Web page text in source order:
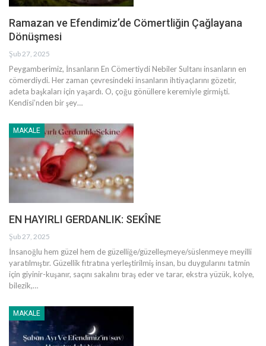
Ramazan ve Efendimiz’de Cömertliğin Çağlayana
Dönüşmesi
Şub 27, 2025
Peygamberimiz, İnsanların En Cömertiydi Nebiler Sultanı insanların en
cömerdiydi. Her zaman çevre­sindeki insanların ihtiyaçlarını gözetir,
adeta başkaları için yaşar­dı. O, çoğu gönüllere keremiyle girmişti.
Kendisi’nden bir şey…
MAKALE
EN HAYIRLI GERDANLIK: SEKÎNE
Şub 27, 2025
İnsanoğlu hem güzel hem de güzelliğe/güzelleşmeye/süslenmeye meyilli
yaratılmıştır. Güzellik fıtratına yerleştirilmiş insan, bu duygularını tatmin
için giyinir-kuşanır, saçını sakalını tıraş eder ve tarar, ekstra yüzük, kolye,
bilezik,…
MAKALE